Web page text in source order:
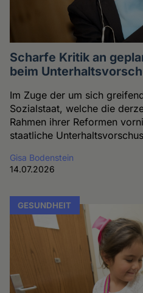
Scharfe Kritik an
beim
Im Zuge der um sich
Sozialstaat, welche die
Rahmen ihrer Reformen
staatliche
Gisa Bodenstein
14.07.2026
GESUNDHEIT